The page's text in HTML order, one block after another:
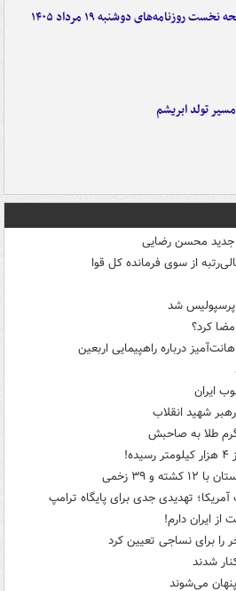
نخست روزنامه‌های دوشنبه ۱۹ مرداد ۱۴۰۵
تولد ابریشم
محسن رضایی
از سوی فرمانده کل قوا
پرسپولیس شد
کرد؟
درباره راهپیمایی اربعین
ایران
شهید انقلاب
طلا به صاحبش
و ۳۹ زخمی
آمریکا؛ تهدیدی جدی برای پایگاه ترامپ
ایران دارم!
را برای نساجی تعیین کرد
پنهان می‌شوند